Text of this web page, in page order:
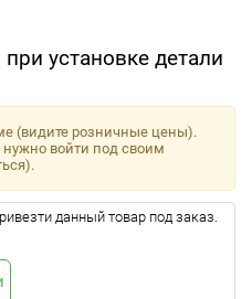
установке детали
(видите розничные цены).
войти под своим
данный товар под заказ.